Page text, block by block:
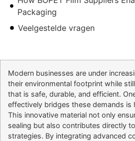
Packaging
Veelgestelde vragen
Modern businesses are under
their environmental footprint while
that is safe, durable, and efficient.
effectively bridges these demands is
This innovative material not only
sealing but also contributes directly
strategies. By integrating advanced